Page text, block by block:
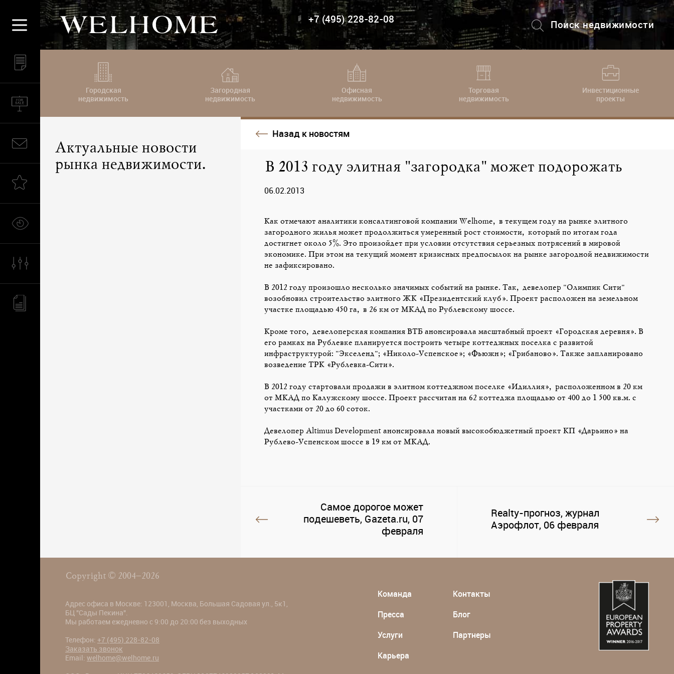
+7 (495) 228-82-08
Поиск недвижимости
+7 (495) 228-82-08
Городская
недвижимость
Загородная
недвижимость
Офисная
недвижимость
Торговая
недвижимость
Инвестиционные
проекты
Актуальные новости
рынка недвижимости.
Назад к новостям
В 2013 году элитная "загородка" может подорожать
06.02.2013
Как отмечают аналитики консалтинговой компании Welhome, в текущем году на рынке элитного
загородного жилья может продолжиться умеренный рост стоимости, который по итогам года
достигнет около 5%. Это произойдет при условии отсутствия серьезных потрясений в мировой
экономике. При этом на текущий момент кризисных предпосылок на рынке загородной недвижимости
не зафиксировано.
В 2012 году произошло несколько значимых событий на рынке. Так, девелопер "Олимпик Сити"
возобновил строительство элитного ЖК «Президентский клуб». Проект расположен на земельном
участке площадью 450 га, в 26 км от МКАД по Рублевскому шоссе.
Кроме того, девелоперская компания ВТБ анонсировала масштабный проект «Городская деревня». В
его рамках на Рублевке планируется построить четыре коттеджных поселка с развитой
инфраструктурой: "Экселенд"; «Николо-Успенское»; «Фьюжн»; «Грибаново». Также запланировано
возведение ТРК «Рублевка-Сити».
В 2012 году стартовали продажи в элитном коттеджном поселке «Идиллия», расположенном в 20 км
от МКАД по Калужскому шоссе. Проект рассчитан на 62 коттеджа площадью от 400 до 1 500 кв.м. с
участками от 20 до 60 соток.
Девелопер Altimus Development анонсировала новый высокобюджетный проект КП «Дарьино» на
Рублево-Успенском шоссе в 19 км от МКАД.
Самое дорогое может
подешеветь, Gazeta.ru, 07
февраля
Realty-прогноз, журнал
Аэрофлот, 06 февраля
Copyright © 2004–2026
Адрес офиса в Москве: 123001, Москва, Большая Садовая ул., 5к1,
БЦ "Сады Пекина".
Мы работаем ежедневно с 9:00 до 20:00 без выходных
Телефон: +7 (495) 228-82-08
Заказать звонок
Email: welhome@welhome.ru
Команда
Пресса
Услуги
Карьера
Контакты
Блог
Партнеры